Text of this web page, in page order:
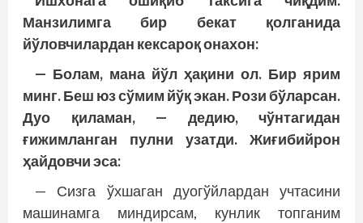
Манзилимга бир бекат қолганида
йўловчилардан кексароқ онахон:
— Болам, мана йўл ҳақини ол. Бир ярим
минг. Беш юз сўмим йўқ экан. Рози бўларсан.
Дуо қиламан, — дедию, чўнтагидан
ғижимланган пулни узатди. Жиғибийрон
ҳайдовчи эса:
— Сизга ўхшаган дуогўйлардан учтасини
машинамга миндирсам, кунлик топганим